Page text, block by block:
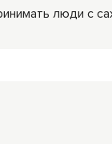
люди с